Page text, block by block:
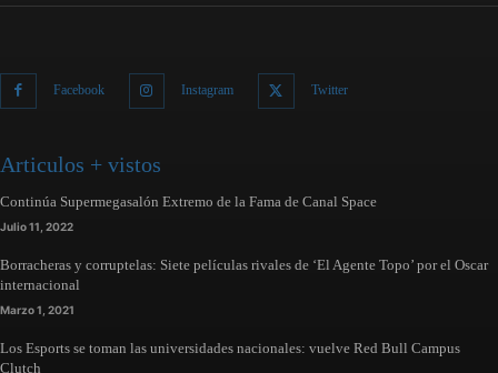
Facebook Instagram Twitter
Articulos + vistos
Continúa Supermegasalón Extremo de la Fama de Canal Space
Julio 11, 2022
Borracheras y corruptelas: Siete películas rivales de ‘El Agente Topo’ por el Oscar
internacional
Marzo 1, 2021
Los Esports se toman las universidades nacionales: vuelve Red Bull Campus
Clutch